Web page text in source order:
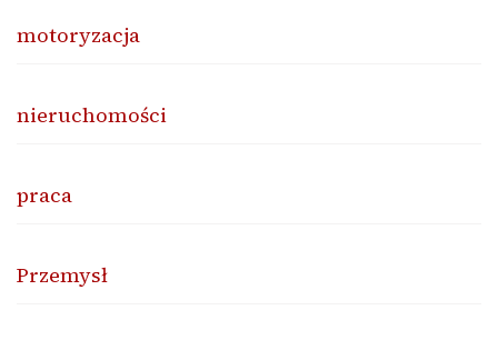
motoryzacja
nieruchomości
praca
Przemysł